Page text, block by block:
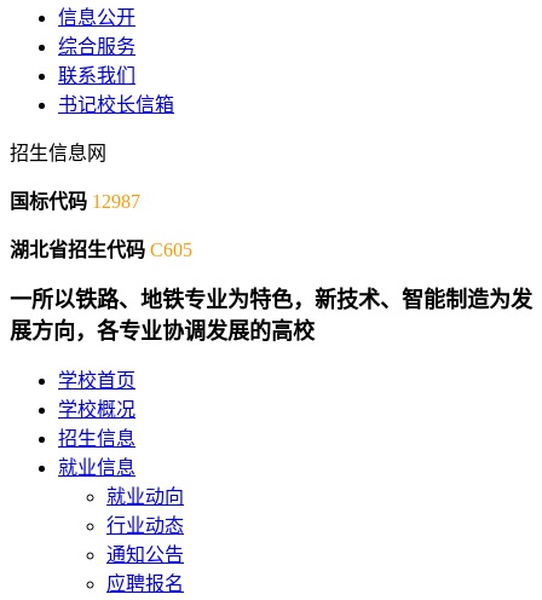
信息公开
综合服务
联系我们
书记校长信箱
招生信息网
国标代码 12987
湖北省招生代码 C605
一所以铁路、地铁专业为特色，新技术、智能制造为发
展方向，各专业协调发展的高校
学校首页
学校概况
招生信息
就业信息
就业动向
行业动态
通知公告
应聘报名